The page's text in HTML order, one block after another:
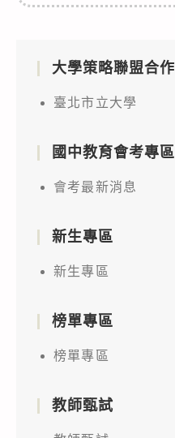
大學策略聯盟合作
臺北市立大學
國中教育會考專區
會考最新消息
新生專區
新生專區
榜單專區
榜單專區
教師甄試